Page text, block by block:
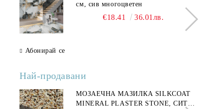
см, сив многоцветен
€18.41 36.01лв.
Абонирай се
Най-продавани
МОЗАЕЧНА МАЗИЛКА SILKCOAT
MINERAL PLASTER STONE, СИТЕН